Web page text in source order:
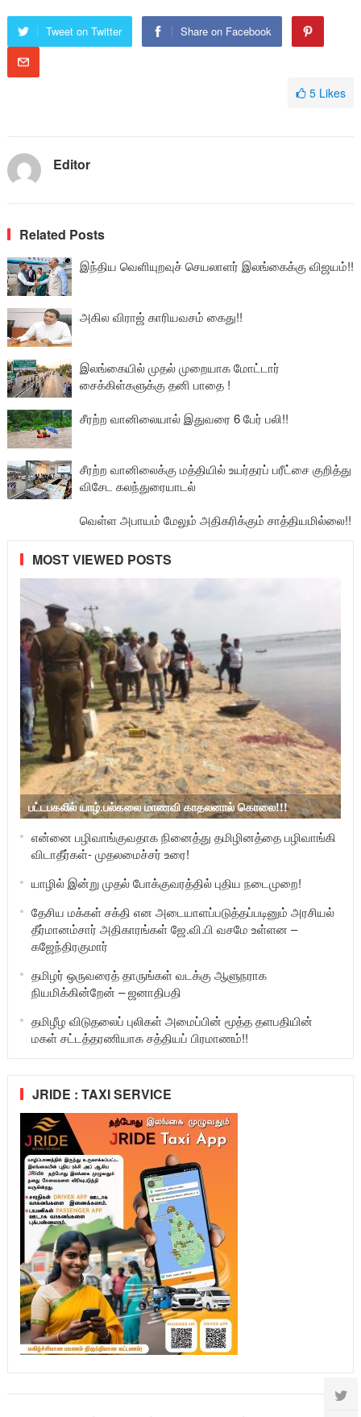
Tweet on Twitter Share on Facebook
5 Likes
Editor
Related Posts
இந்திய வெளியுறவுச் செயலாளர் இலங்கைக்கு விஜயம்!!
அகில விராஜ் காரியவசம் கைது!!
இலங்கையில் முதல் முறையாக மோட்டார்
சைக்கிள்களுக்கு தனி பாதை !
சீரற்ற வானிலையால் இதுவரை 6 பேர் பலி!!
சீரற்ற வானிலைக்கு மத்தியில் உயர்தரப் பரீட்சை குறித்து
விசேட கலந்துரையாடல்
வெள்ள அபாயம் மேலும் அதிகரிக்கும் சாத்தியமில்லை!!
MOST VIEWED POSTS
பட்டபகலில் யாழ்.பல்கலை மாணவி காதலனால் கொலை!!!
என்னை பழிவாங்குவதாக நினைத்து தமிழினத்தை பழிவாங்கி
விடாதீர்கள்- முதலமைச்சர் உரை!
யாழில் இன்று முதல் போக்குவரத்தில் புதிய நடைமுறை!
தேசிய மக்கள் சக்தி என அடையாளப்படுத்தப்படினும் அரசியல்
தீர்மானம்சார் அதிகாரங்கள் ஜே.வி.பி வசமே உள்ளன –
கஜேந்திரகுமார்
தமிழர் ஒருவரைத் தாருங்கள் வடக்கு ஆளுநராக
நியமிக்கின்றேன் – ஜனாதிபதி
தமிழீழ விடுதலைப் புலிகள் அமைப்பின் மூத்த தளபதியின்
மகள் சட்டத்தரணியாக சத்தியப் பிரமாணம்!!
JRIDE : TAXI SERVICE